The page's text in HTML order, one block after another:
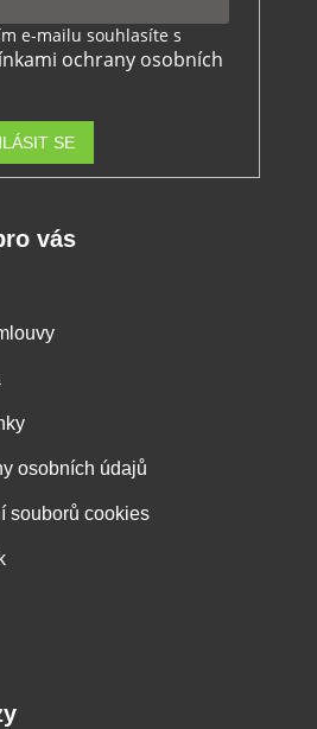
e-mailu souhlasíte s
ochrany osobních
SE
vás
osobních údajů
souborů cookies